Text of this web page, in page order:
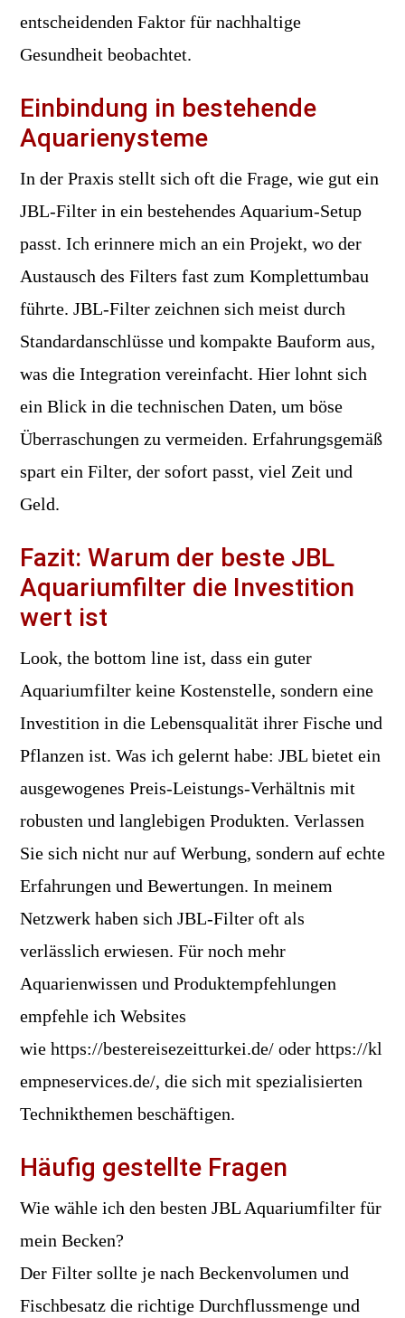
entscheidenden Faktor für nachhaltige
Gesundheit beobachtet.
Einbindung in bestehende
Aquarienysteme
In der Praxis stellt sich oft die Frage, wie gut ein
JBL-Filter in ein bestehendes Aquarium-Setup
passt. Ich erinnere mich an ein Projekt, wo der
Austausch des Filters fast zum Komplettumbau
führte. JBL-Filter zeichnen sich meist durch
Standardanschlüsse und kompakte Bauform aus,
was die Integration vereinfacht. Hier lohnt sich
ein Blick in die technischen Daten, um böse
Überraschungen zu vermeiden. Erfahrungsgemäß
spart ein Filter, der sofort passt, viel Zeit und
Geld.
Fazit: Warum der beste JBL
Aquariumfilter die Investition
wert ist
Look, the bottom line ist, dass ein guter
Aquariumfilter keine Kostenstelle, sondern eine
Investition in die Lebensqualität ihrer Fische und
Pflanzen ist. Was ich gelernt habe: JBL bietet ein
ausgewogenes Preis-Leistungs-Verhältnis mit
robusten und langlebigen Produkten. Verlassen
Sie sich nicht nur auf Werbung, sondern auf echte
Erfahrungen und Bewertungen. In meinem
Netzwerk haben sich JBL-Filter oft als
verlässlich erwiesen. Für noch mehr
Aquarienwissen und Produktempfehlungen
empfehle ich Websites
wie https://bestereisezeitturkei.de/ oder https://kl
empneservices.de/, die sich mit spezialisierten
Technikthemen beschäftigen.
Häufig gestellte Fragen
Wie wähle ich den besten JBL Aquariumfilter für
mein Becken?
Der Filter sollte je nach Beckenvolumen und
Fischbesatz die richtige Durchflussmenge und